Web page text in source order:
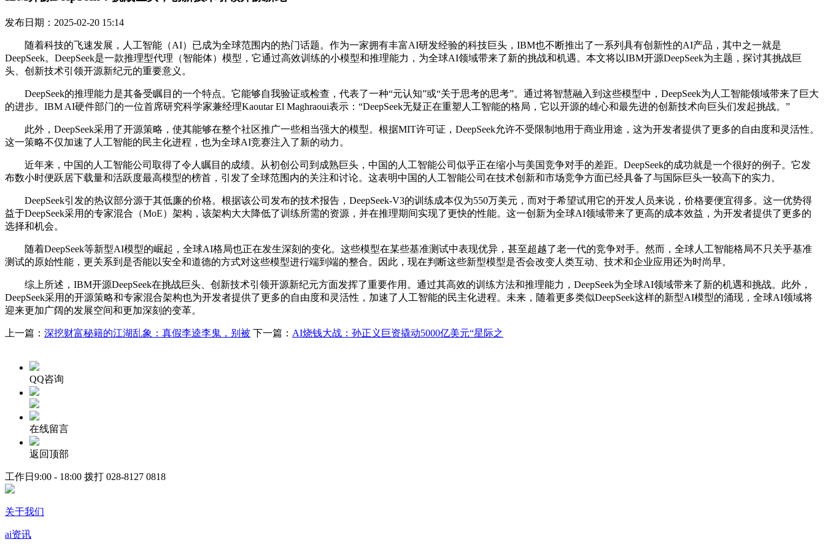
发布日期：2025-02-20 15:14
随着科技的飞速发展，人工智能（AI）已成为全球范围内的热门话题。作为一家拥有丰富AI研发经验的科技巨头，IBM也不断推出了一系列具有创新性的AI产品，其中之一就是
DeepSeek。DeepSeek是一款推理型代理（智能体）模型，它通过高效训练的小模型和推理能力，为全球AI领域带来了新的挑战和机遇。本文将以IBM开源DeepSeek为主题，探讨其挑战巨
头、创新技术引领开源新纪元的重要意义。
DeepSeek的推理能力是其备受瞩目的一个特点。它能够自我验证或检查，代表了一种“元认知”或“关于思考的思考”。通过将智慧融入到这些模型中，DeepSeek为人工智能领域带来了巨大
的进步。IBM AI硬件部门的一位首席研究科学家兼经理Kaoutar El Maghraoui表示：“DeepSeek无疑正在重塑人工智能的格局，它以开源的雄心和最先进的创新技术向巨头们发起挑战。”
此外，DeepSeek采用了开源策略，使其能够在整个社区推广一些相当强大的模型。根据MIT许可证，DeepSeek允许不受限制地用于商业用途，这为开发者提供了更多的自由度和灵活性。
这一策略不仅加速了人工智能的民主化进程，也为全球AI竞赛注入了新的动力。
近年来，中国的人工智能公司取得了令人瞩目的成绩。从初创公司到成熟巨头，中国的人工智能公司似乎正在缩小与美国竞争对手的差距。DeepSeek的成功就是一个很好的例子。它发
布数小时便跃居下载量和活跃度最高模型的榜首，引发了全球范围内的关注和讨论。这表明中国的人工智能公司在技术创新和市场竞争方面已经具备了与国际巨头一较高下的实力。
DeepSeek引发的热议部分源于其低廉的价格。根据该公司发布的技术报告，DeepSeek-V3的训练成本仅为550万美元，而对于希望试用它的开发人员来说，价格要便宜得多。这一优势得
益于DeepSeek采用的专家混合（MoE）架构，该架构大大降低了训练所需的资源，并在推理期间实现了更快的性能。这一创新为全球AI领域带来了更高的成本效益，为开发者提供了更多的
选择和机会。
随着DeepSeek等新型AI模型的崛起，全球AI格局也正在发生深刻的变化。这些模型在某些基准测试中表现优异，甚至超越了老一代的竞争对手。然而，全球人工智能格局不只关乎基准
测试的原始性能，更关系到是否能以安全和道德的方式对这些模型进行端到端的整合。因此，现在判断这些新型模型是否会改变人类互动、技术和企业应用还为时尚早。
综上所述，IBM开源DeepSeek在挑战巨头、创新技术引领开源新纪元方面发挥了重要作用。通过其高效的训练方法和推理能力，DeepSeek为全球AI领域带来了新的机遇和挑战。此外，
DeepSeek采用的开源策略和专家混合架构也为开发者提供了更多的自由度和灵活性，加速了人工智能的民主化进程。未来，随着更多类似DeepSeek这样的新型AI模型的涌现，全球AI领域将
迎来更加广阔的发展空间和更加深刻的变革。
上一篇： 深挖财富秘籍的江湖乱象：真假李逵李鬼，别被 下一篇： AI烧钱大战：孙正义巨资撬动5000亿美元“星际之
QQ咨询
在线留言
返回顶部
工作日9:00 - 18:00 拨打 028-8127 0818
关于我们
ai资讯